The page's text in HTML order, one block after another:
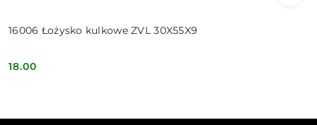
16006 Łożysko kulkowe ZVL 30X55X9
Cena:
18.00